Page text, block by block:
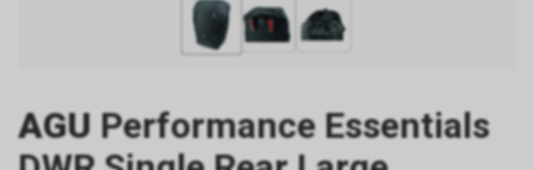
AGU Performance Essentials